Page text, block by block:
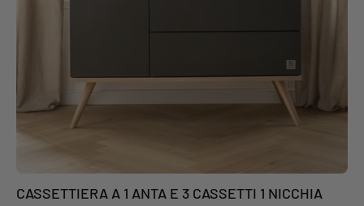
CASSETTIERA A 1 ANTA E 3 CASSETTI 1 NICCHIA